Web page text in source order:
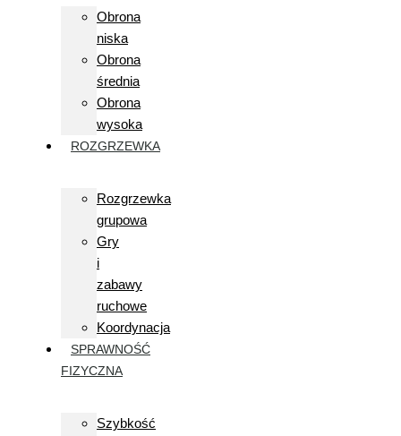
Obrona
niska
Obrona
średnia
Obrona
wysoka
ROZGRZEWKA
Rozgrzewka
grupowa
Gry
i
zabawy
ruchowe
Koordynacja
SPRAWNOŚĆ
FIZYCZNA
Szybkość